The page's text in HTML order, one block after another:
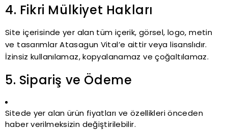
4. Fikri Mülkiyet Hakları
Site içerisinde yer alan tüm içerik, görsel, logo, metin
ve tasarımlar Atasagun Vital’e aittir veya lisanslıdır.
İzinsiz kullanılamaz, kopyalanamaz ve çoğaltılamaz.
5. Sipariş ve Ödeme
Sitede yer alan ürün fiyatları ve özellikleri önceden
haber verilmeksizin değiştirilebilir.